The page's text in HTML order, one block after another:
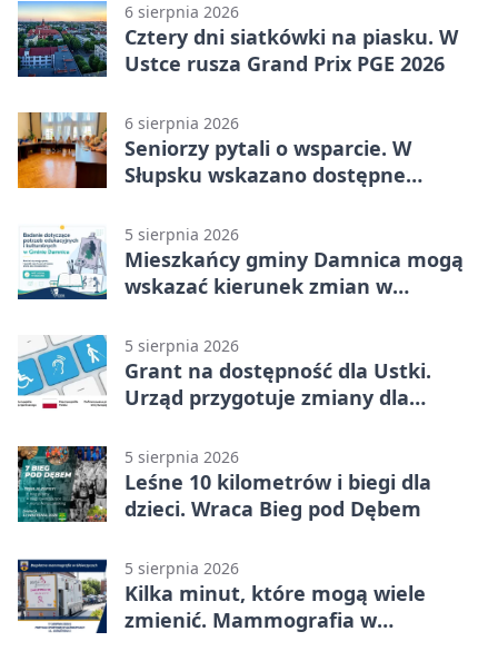
6 sierpnia 2026
Cztery dni siatkówki na piasku. W
Ustce rusza Grand Prix PGE 2026
6 sierpnia 2026
Seniorzy pytali o wsparcie. W
Słupsku wskazano dostępne
5 sierpnia 2026
Mieszkańcy gminy Damnica mogą
wskazać kierunek zmian w
5 sierpnia 2026
Grant na dostępność dla Ustki.
Urząd przygotuje zmiany dla
5 sierpnia 2026
Leśne 10 kilometrów i biegi dla
dzieci. Wraca Bieg pod Dębem
5 sierpnia 2026
Kilka minut, które mogą wiele
zmienić. Mammografia w